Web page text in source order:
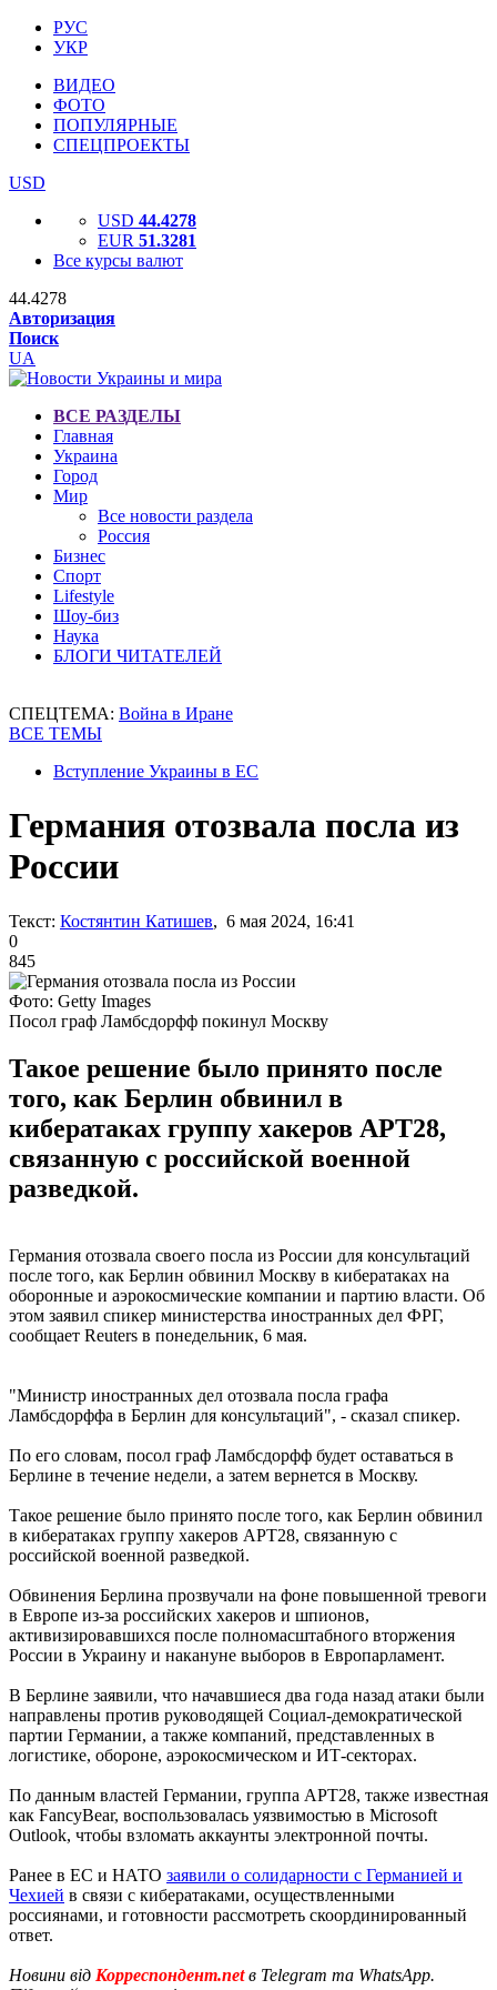
РУС
УКР
ВИДЕО
ФОТО
ПОПУЛЯРНЫЕ
СПЕЦПРОЕКТЫ
USD
USD 44.4278
EUR 51.3281
Все курсы валют
44.4278
Авторизация
Поиск
UA
ВСЕ РАЗДЕЛЫ
Главная
Украина
Город
Мир
Все новости раздела
Россия
Бизнес
Спорт
Lifestyle
Шоу-биз
Наука
БЛОГИ ЧИТАТЕЛЕЙ
СПЕЦТЕМА: Война в Иране
ВСЕ ТЕМЫ
Вступление Украины в ЕС
Германия отозвала посла из
России
Текст: Костянтин Катишев, 6 мая 2024, 16:41
0
845
Фото: Getty Images
Посол граф Ламбсдорфф покинул Москву
Такое решение было принято после
того, как Берлин обвинил в
кибератаках группу хакеров APT28,
связанную с российской военной
разведкой.
Германия отозвала своего посла из России для консультаций
после того, как Берлин обвинил Москву в кибератаках на
оборонные и аэрокосмические компании и партию власти. Об
этом заявил спикер министерства иностранных дел ФРГ,
сообщает Reuters в понедельник, 6 мая.
"Министр иностранных дел отозвала посла графа
Ламбсдорффа в Берлин для консультаций", - сказал спикер.
По его словам, посол граф Ламбсдорфф будет оставаться в
Берлине в течение недели, а затем вернется в Москву.
Такое решение было принято после того, как Берлин обвинил
в кибератаках группу хакеров APT28, связанную с
российской военной разведкой.
Обвинения Берлина прозвучали на фоне повышенной тревоги
в Европе из-за российских хакеров и шпионов,
активизировавшихся после полномасштабного вторжения
России в Украину и накануне выборов в Европарламент.
В Берлине заявили, что начавшиеся два года назад атаки были
направлены против руководящей Социал-демократической
партии Германии, а также компаний, представленных в
логистике, обороне, аэрокосмическом и ИТ-секторах.
По данным властей Германии, группа APT28, также известная
как FancyBear, воспользовалась уязвимостью в Microsoft
Outlook, чтобы взломать аккаунты электронной почты.
Ранее в ЕС и НАТО заявили о солидарности с Германией и
Чехией в связи с кибератаками, осуществленными
россиянами, и готовности рассмотреть скоординированный
ответ.
Новини від Корреспондент.netв Telegram та WhatsApp.